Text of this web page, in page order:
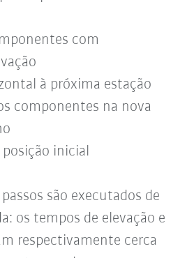
com
à próxima estação
componentes na nova
inicial
são executados de
os tempos de elevação e
respectivamente cerca